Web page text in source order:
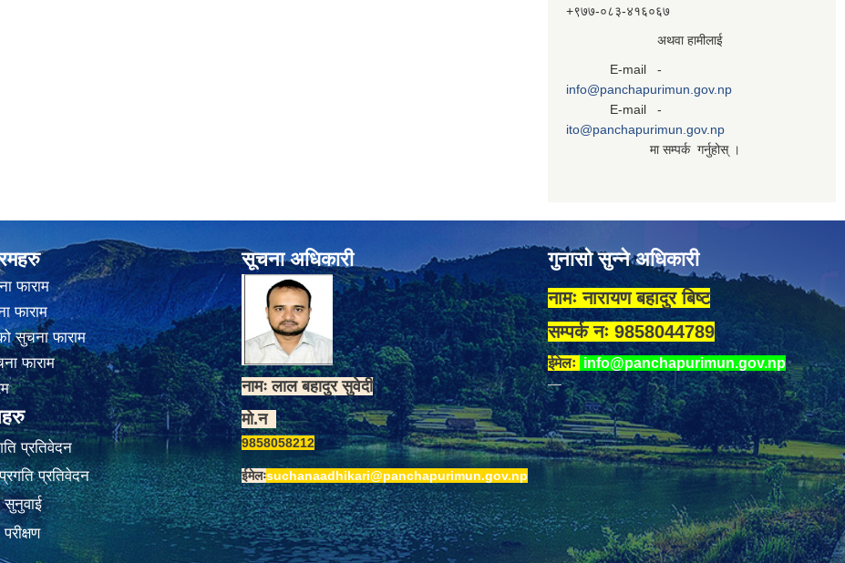
+९७७-०८३‍-४१६०६७
अथवा हामीलाई
E-mail -
info@panchapurimun.gov.np
E-mail -
ito@panchapurimun.gov.np
मा सम्पर्क गर्नुहोस् ।
फाराम
फाराम
सुचना फाराम
फाराम
प्रतिवेदन
प्रतिवेदन
सुनुवाई
सूचना अधिकारी
नामः लाल बहादुर सुवेदी
मो.न
9858058212
ईमेलःsuchanaadhikari@panchapurimun.gov.np
गुनासो सुन्ने अधिकारी
नामः नारायण बहादुर बिष्ट
सम्पर्क नः 9858044789
ईमेलः info@panchapurimun.gov.np